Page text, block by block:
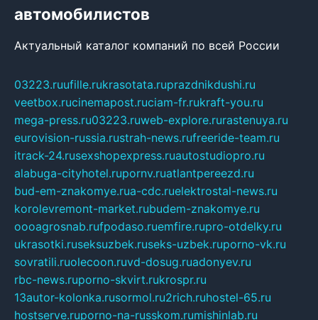
автомобилистов
Актуальный каталог компаний по всей России
03223.ruufille.rukrasotata.ruprazdnikdushi.ru
veetbox.rucinemapost.ruciam-fr.rukraft-you.ru
mega-press.ru03223.ruweb-explore.rurastenuya.ru
eurovision-russia.rustrah-news.rufreeride-team.ru
itrack-24.rusexshopexpress.ruautostudiopro.ru
alabuga-cityhotel.rupornv.ruatlantpereezd.ru
bud-em-znakomye.rua-cdc.ruelektrostal-news.ru
korolevremont-market.rubudem-znakomye.ru
oooagrosnab.rufpodaso.ruemfire.rupro-otdelky.ru
ukrasotki.ruseksuzbek.ruseks-uzbek.ruporno-vk.ru
sovratili.ruolecoon.ruvd-dosug.ruadonyev.ru
rbc-news.ruporno-skvirt.rukrospr.ru
13autor-kolonka.rusormol.ru2rich.ruhostel-65.ru
hostserve.ruporno-na-russkom.rumishinlab.ru